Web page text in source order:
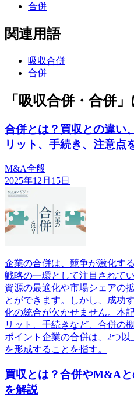
合併
関連用語
吸収合併
合併
「吸収合併・合併
合併とは？買収との違い
リット、手続き、注意点
M&A全般
2025年12月15日
企業の合併は、競争が激化す
戦略の一環として注目されて
資源の最適化や市場シェアの
とができます。しかし、成功
化の統合が欠かせません。本
リット、手続きなど、合併の
ポイント企業の合併は、2つ
を形成することを指す。
買収とは？合併やM&A
を解説